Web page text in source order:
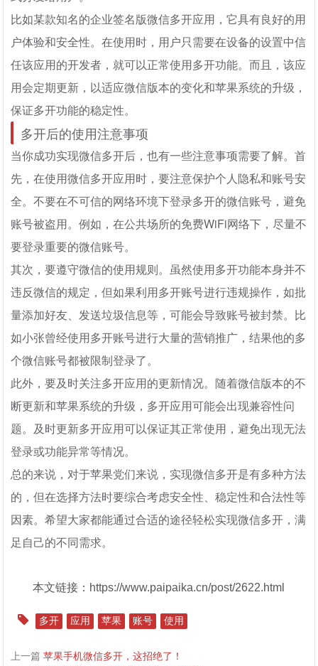
比如某款知名的企业签名版微信多开应用，它具有良好的用
户体验和安全性。在使用时，用户只需要在设备的设置中信
任该应用的开发者，就可以正常使用多开功能。而且，该应
用会定期更新，以适应微信版本的变化和苹果系统的升级，
保证多开功能的稳定性。
多开后的使用注意事项
当你成功实现微信多开后，也有一些注意事项需要了解。首
先，在使用微信多开应用时，要注意保护个人隐私和账号安
全。不要在不可信的网络环境下登录多开的微信账号，避免
账号被盗用。例如，在公共场所的免费WiFi网络下，尽量不
要登录重要的微信账号。
其次，要遵守微信的使用规则。虽然使用多开功能本身并不
违反微信的规定，但如果利用多开账号进行违规操作，如批
量添加好友、发送垃圾信息等，可能会导致账号被封禁。比
如小张曾经使用多开账号进行大量的营销推广，结果他的多
个微信账号都被限制登录了。
此外，要及时关注多开应用的更新情况。随着微信版本的不
断更新和苹果系统的升级，多开应用可能会出现兼容性问
题。及时更新多开应用可以保证其正常使用，避免出现无法
登录或功能异常等情况。
总的来说，对于苹果党们来说，实现微信多开是有多种方法
的，但在选择方法时要综合考虑安全性、稳定性和合法性等
因素。希望大家都能通过合适的途径轻松实现微信多开，满
足自己的不同需求。
本文链接：https://www.paipaika.cn/post/2622.html
多开 应用 苹果 账号 使用
上一篇苹果手机微信多开，这招绝了！